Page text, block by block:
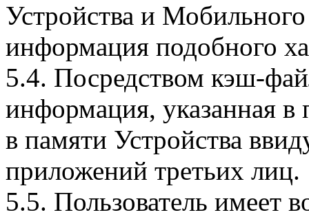
Устройства и
информация подобного
5.4. Посредством кэш-
информация, указанная в
в памяти Устройства
приложений третьих лиц.
5.5. Пользователь имеет